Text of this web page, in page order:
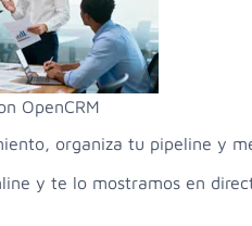
OpenCRM
organiza tu pipeline y
y te lo mostramos en